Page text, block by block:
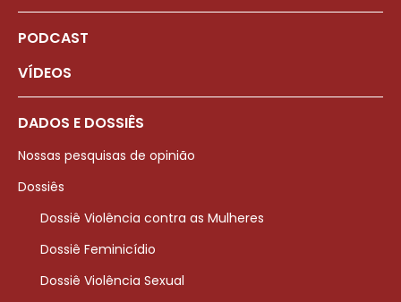
PODCAST
VÍDEOS
DADOS E DOSSIÊS
Nossas pesquisas de opinião
Dossiês
Dossiê Violência contra as Mulheres
Dossiê Feminicídio
Dossiê Violência Sexual